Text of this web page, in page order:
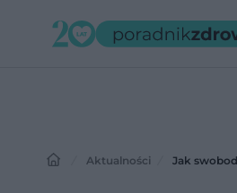
Aktualności Jak